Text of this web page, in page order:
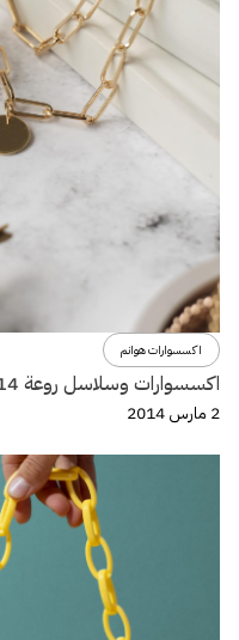
اكسسوارات هوانم
اكسسوارات وسلاسل روعة 2014
2 مارس 2014